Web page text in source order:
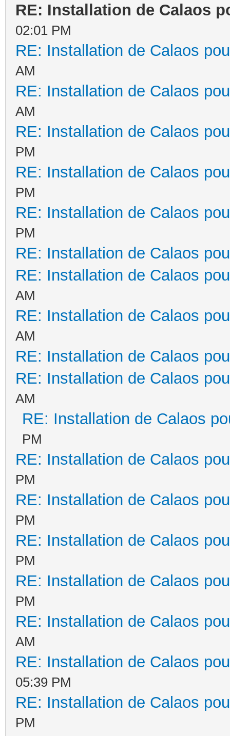
RE: Installation de Calaos
02:01 PM
RE: Installation de Calaos
AM
RE: Installation de Calaos
AM
RE: Installation de Calaos
PM
RE: Installation de Calaos
PM
RE: Installation de Calaos
PM
RE: Installation de Calaos
RE: Installation de Calaos
AM
RE: Installation de Calaos
AM
RE: Installation de Calaos
RE: Installation de Calaos
AM
RE: Installation de Calaos
PM
RE: Installation de Calaos
PM
RE: Installation de Calaos
PM
RE: Installation de Calaos
PM
RE: Installation de Calaos
PM
RE: Installation de Calaos
AM
RE: Installation de Calaos
05:39 PM
RE: Installation de Calaos
PM